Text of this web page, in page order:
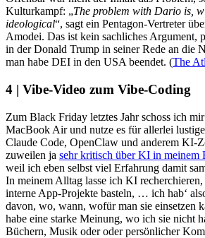
Kulturkampf: „The problem with Dario is,
ideological“, sagt ein Pentagon-Vertreter
Amodei. Das ist kein sachliches Argument,
in der Donald Trump in seiner Rede an die
man habe DEI in den USA beendet. (The
4 | Vibe-Video zum Vibe-Coding
Zum Black Friday letztes Jahr schoss ich
MacBook Air und nutze es für allerlei
Claude Code, OpenClaw und anderem KI-
zuweilen ja sehr kritisch über KI in meinem
weil ich eben selbst viel Erfahrung damit
In meinem Alltag lasse ich KI recherchieren,
interne App-Projekte basteln, … ich hab‘
davon, wo, wann, wofür man sie einsetzen
habe eine starke Meinung, wo ich sie nicht
Büchern, Musik oder oder persönlicher